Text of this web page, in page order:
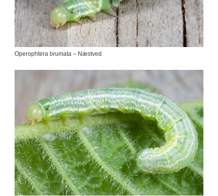
Operophtera brumata – Næstved